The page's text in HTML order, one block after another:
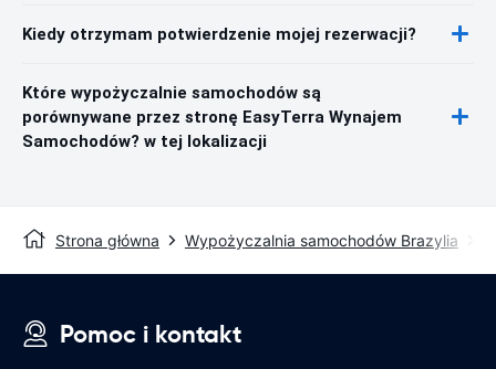
Kiedy otrzymam potwierdzenie mojej rezerwacji?
Które wypożyczalnie samochodów są
porównywane przez stronę EasyTerra Wynajem
Samochodów? w tej lokalizacji
Strona główna Wypożyczalnia samochodów Brazylia
Pomoc i kontakt